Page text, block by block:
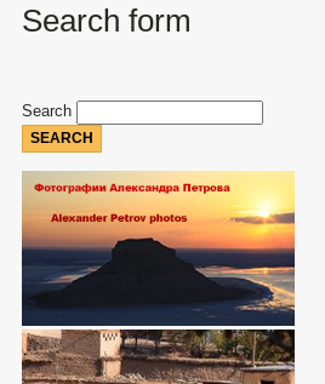
Search form
Search